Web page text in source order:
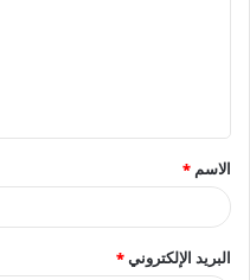
ق
*
الاسم *
البريد الإلكتروني*